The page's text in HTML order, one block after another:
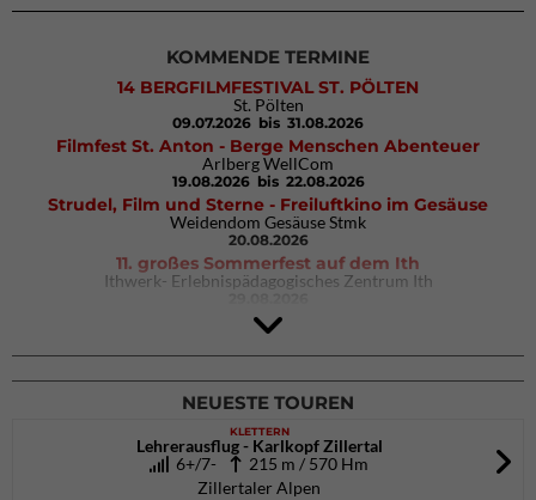
KOMMENDE TERMINE
14 BERGFILMFESTIVAL ST. PÖLTEN
St. Pölten
09.07.2026 bis 31.08.2026
Filmfest St. Anton - Berge Menschen Abenteuer
Arlberg WellCom
19.08.2026 bis 22.08.2026
Strudel, Film und Sterne - Freiluftkino im Gesäuse
Weidendom Gesäuse Stmk
20.08.2026
11. großes Sommerfest auf dem Ith
Ithwerk- Erlebnispädagogisches Zentrum Ith
4Blocs KIDS 2026
DAV Kletter- & Boulderzentrum München Süd (Thalkirchen)
26.09.2026
NEUESTE TOUREN
KLETTERN
Lehrerausflug - Karlkopf Zillertal
6+/7-
215 m / 570 Hm
Zillertaler Alpen